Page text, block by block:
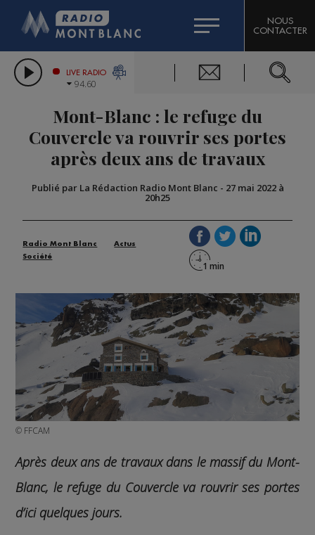
LES CHRONIQUES DE L'EXPERT
CITIZEN MACHINERY
GRAND MASSIF DOMAINES SKIABLES
BIGARD
COMPAGNIE DU MONT-BLANC
NOUS
CONTACTER
LIVE RADIO
94.60
Mont-Blanc : le refuge du
Couvercle va rouvrir ses portes
après deux ans de travaux
Publié par La Rédaction Radio Mont Blanc - 27 mai 2022 à
20h25
Radio Mont Blanc
Actus
Société
© FFCAM
Après deux ans de travaux dans le massif du Mont-
Blanc, le refuge du Couvercle va rouvrir ses portes
d’ici quelques jours.